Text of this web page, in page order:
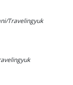
Travelingyuk